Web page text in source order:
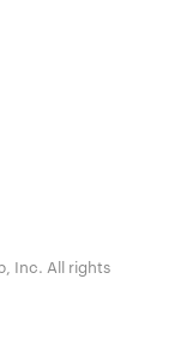
Inc. All rights